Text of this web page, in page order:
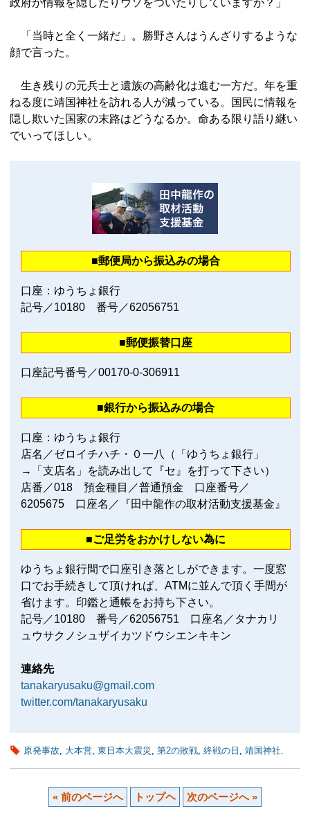
「当時と全く一緒だ」。勝野さんはうんざりするような
顔で言った。
生き残りの元兵士と遺族の高齢化は進む一方だ。年を重
ねる度に靖国神社を訪れる人が減っている。国民に情報を
隠し欺いた国家の末路はどうなるか。命ある限り語り継い
でいってほしい。
■郵便局から振込みの場合
口座：ゆうちょ銀行
記号／10180 番号／62056751
■郵便振替口座
口座記号番号／00170‐0‐306911
■銀行から振込みの場合
口座：ゆうちょ銀行
店名／ゼロイチハチ・０一八（「ゆうちょ銀行」
→「支店名」を読み出して『セ』を打って下さい）
店番／018 預金種目／普通預金 口座番号／
6205675 口座名／『田中龍作の取材活動支援基金』
■ご足労をおかけしない為に
ゆうちょ銀行間で口座引き落としができます。一度窓
口でお手続きして頂ければ、ATMに並んで頂く手間が
省けます。印鑑と通帳をお持ち下さい。
記号／10180 番号／62056751 口座名／タナカリ
ュウサクノシュザイカツドウシエンキキン
連絡先
tanakaryusaku@gmail.com
twitter.com/tanakaryusaku
原発事故 大本営 東日本大震災 第2の敗戦 終戦の日 靖国神社
« 前のページへ トップヘ 次のページへ »